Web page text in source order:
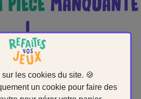
les cookies du site. 🍪
un cookie pour faire des
!